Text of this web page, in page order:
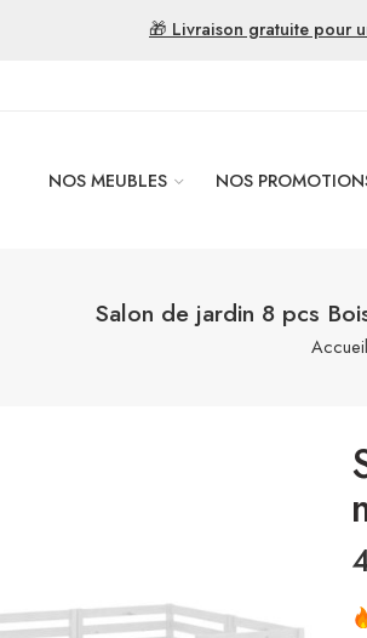
🎁 Livraison gratuite pour
NOS MEUBLES NOS
Salon de jardin 8 pcs
Accueil